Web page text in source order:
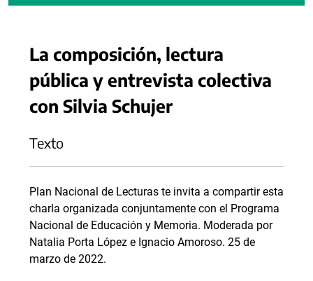
La composición, lectura
pública y entrevista colectiva
con Silvia Schujer
Texto
Plan Nacional de Lecturas te invita a compartir esta
charla organizada conjuntamente con el Programa
Nacional de Educación y Memoria. Moderada por
Natalia Porta López e Ignacio Amoroso. 25 de
marzo de 2022.